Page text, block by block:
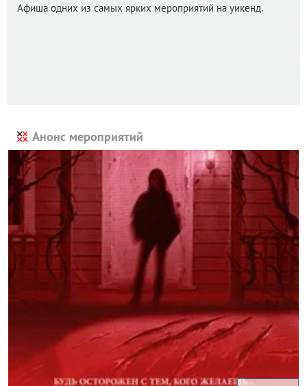
Афиша одних из самых ярких мероприятий на уикенд.
Анонс мероприятий